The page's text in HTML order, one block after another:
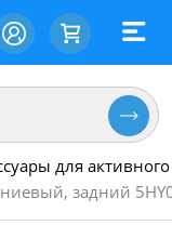
для
задний